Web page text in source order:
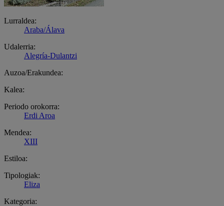
Lurraldea:
Araba/Álava
Udalerria:
Alegría-Dulantzi
Auzoa/Erakundea:
Kalea:
Periodo orokorra:
Erdi Aroa
Mendea:
XIII
Estiloa:
Tipologiak:
Eliza
Kategoria: